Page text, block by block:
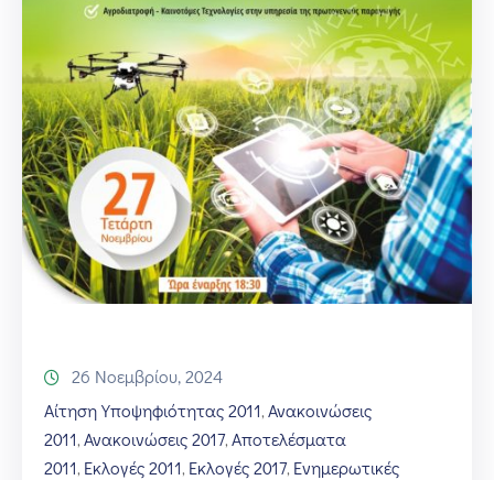
Πληροφόρηση
Προγράμματα
Χρηματοδότησης
Επικοινωνία
26 Νοεμβρίου, 2024
Αίτηση Υποψηφιότητας 2011‚ Ανακοινώσεις
2011‚ Ανακοινώσεις 2017‚ Αποτελέσματα
2011‚ Εκλογές 2011‚ Εκλογές 2017‚ Ενημερωτικές